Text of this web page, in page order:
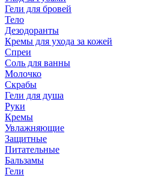
Гели для бровей
Тело
Дезодоранты
Кремы для ухода за кожей
Спреи
Соль для ванны
Молочко
Скрабы
Гели для душа
Руки
Кремы
Увлажняющие
Защитные
Питательные
Бальзамы
Гели